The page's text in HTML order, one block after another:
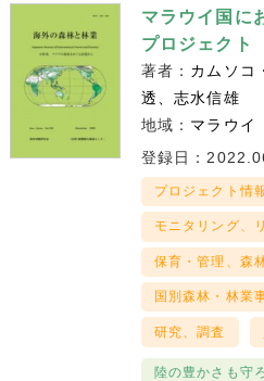
マラウイ国に
プロジェクト
著者： カムソコ
透
志水信雄
地域： マラウイ
登録日：
プロジェクト情
モニタリング、
保育・管理、森
国別森林・林業
研究、調査
陸の豊かさも守